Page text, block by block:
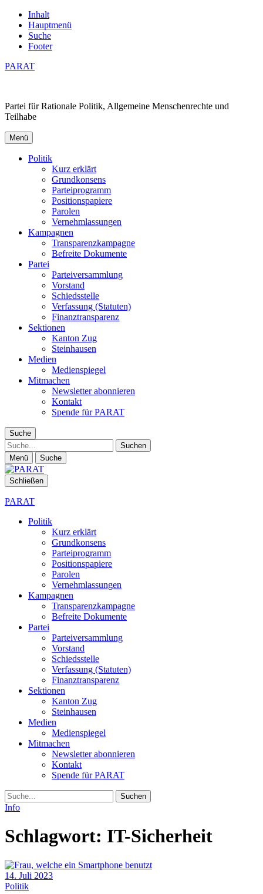
Inhalt
Hauptmenü
Suche
Footer
PARAT
Partei für Rationale Politik, Allgemeine Menschenrechte und
Teilhabe
Menü
Politik
Kurz erklärt
Grundkonsens
Parteiprogramm
Positionspapiere
Parolen
Vernehmlassungen
Kampagnen
Transparenzkampagne
Befreite Dokumente
Partei
Parteiversammlung
Vorstand
Schiedsstelle
Verfassung (Statuten)
Finanztransparenz
Sektionen
Kanton Zug
Steinhausen
Medien
Medienspiegel
Mitmachen
Newsletter abonnieren
Kontakt
Spende für PARAT
Suche
Suche
Menü Suche
Schließen
PARAT
Politik
Kurz erklärt
Grundkonsens
Parteiprogramm
Positionspapiere
Parolen
Vernehmlassungen
Kampagnen
Transparenzkampagne
Befreite Dokumente
Partei
Parteiversammlung
Vorstand
Schiedsstelle
Verfassung (Statuten)
Finanztransparenz
Sektionen
Kanton Zug
Steinhausen
Medien
Medienspiegel
Mitmachen
Newsletter abonnieren
Kontakt
Spende für PARAT
Suche
Info
Schlagwort: IT-Sicherheit
14. Juli 2023
Politik